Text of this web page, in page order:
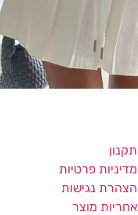
תקנון
מדיניות פרטיות
הצהרת נגישות
אחריות מוצר